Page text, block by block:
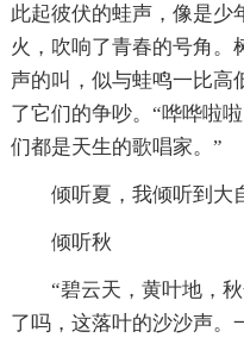
此起彼伏的蛙声，像是少
火，吹响了青春的号角。
声的叫，似与蛙鸣一比高
了它们的争吵。“哗哗啦
们都是天生的歌唱家。”
倾听夏，我倾听到大
倾听秋
“碧云天，黄叶地，
了吗，这落叶的沙沙声。